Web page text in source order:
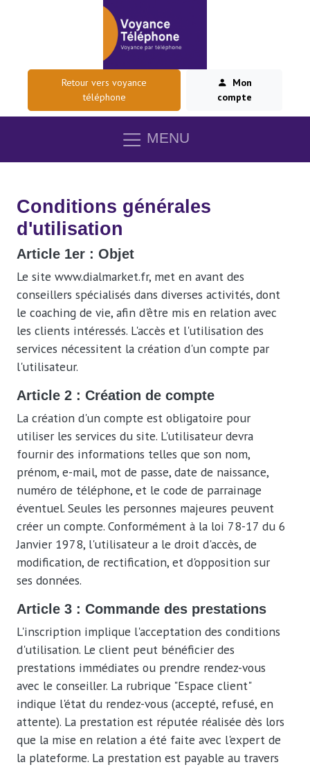
Mon
compte
Retour vers voyance
téléphone
MENU
Conditions générales
d'utilisation
Article 1er : Objet
Le site www.dialmarket.fr, met en avant des
conseillers spécialisés dans diverses activités, dont
le coaching de vie, afin d'être mis en relation avec
les clients intéressés. L'accès et l'utilisation des
services nécessitent la création d'un compte par
l'utilisateur.
Article 2 : Création de compte
La création d'un compte est obligatoire pour
utiliser les services du site. L'utilisateur devra
fournir des informations telles que son nom,
prénom, e-mail, mot de passe, date de naissance,
numéro de téléphone, et le code de parrainage
éventuel. Seules les personnes majeures peuvent
créer un compte. Conformément à la loi 78-17 du 6
Janvier 1978, l'utilisateur a le droit d'accès, de
modification, de rectification, et d'opposition sur
ses données.
Article 3 : Commande des prestations
L'inscription implique l'acceptation des conditions
d'utilisation. Le client peut bénéficier des
prestations immédiates ou prendre rendez-vous
avec le conseiller. La rubrique "Espace client"
indique l'état du rendez-vous (accepté, refusé, en
attente). La prestation est réputée réalisée dès lors
que la mise en relation a été faite avec l'expert de
la plateforme. La prestation est payable au travers